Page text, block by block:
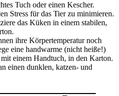
Tuch oder einen Kescher.
Stress für das Tier zu minimieren.
das Küken in einem stabilen,
ihre Körpertemperatur noch
eine handwarme (nicht heiße!)
einem Handtuch, in den Karton.
einen dunklen, katzen- und